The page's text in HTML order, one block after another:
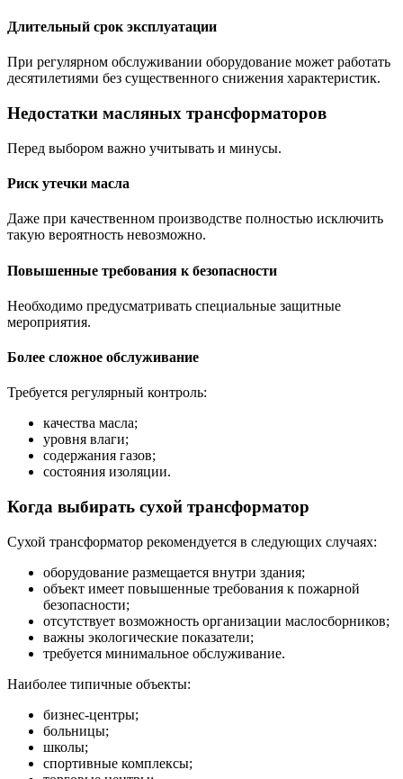
Длительный срок эксплуатации
При регулярном обслуживании оборудование может работать
десятилетиями без существенного снижения характеристик.
Недостатки масляных трансформаторов
Перед выбором важно учитывать и минусы.
Риск утечки масла
Даже при качественном производстве полностью исключить
такую вероятность невозможно.
Повышенные требования к безопасности
Необходимо предусматривать специальные защитные
мероприятия.
Более сложное обслуживание
Требуется регулярный контроль:
качества масла;
уровня влаги;
содержания газов;
состояния изоляции.
Когда выбирать сухой трансформатор
Сухой трансформатор рекомендуется в следующих случаях:
оборудование размещается внутри здания;
объект имеет повышенные требования к пожарной
безопасности;
отсутствует возможность организации маслосборников;
важны экологические показатели;
требуется минимальное обслуживание.
Наиболее типичные объекты:
бизнес-центры;
больницы;
школы;
спортивные комплексы;